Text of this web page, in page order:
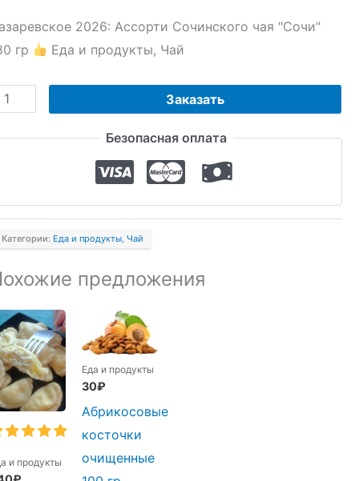
2026: Ассорти Сочинского чая "Сочи"
гр
Еда и продукты, Чай
Заказать
Безопасная оплата
Категории: Еда и продукты, Чай
предложения
и продукты
Еда и продукты
30₽
Абрикосовые
косточки
очищенные